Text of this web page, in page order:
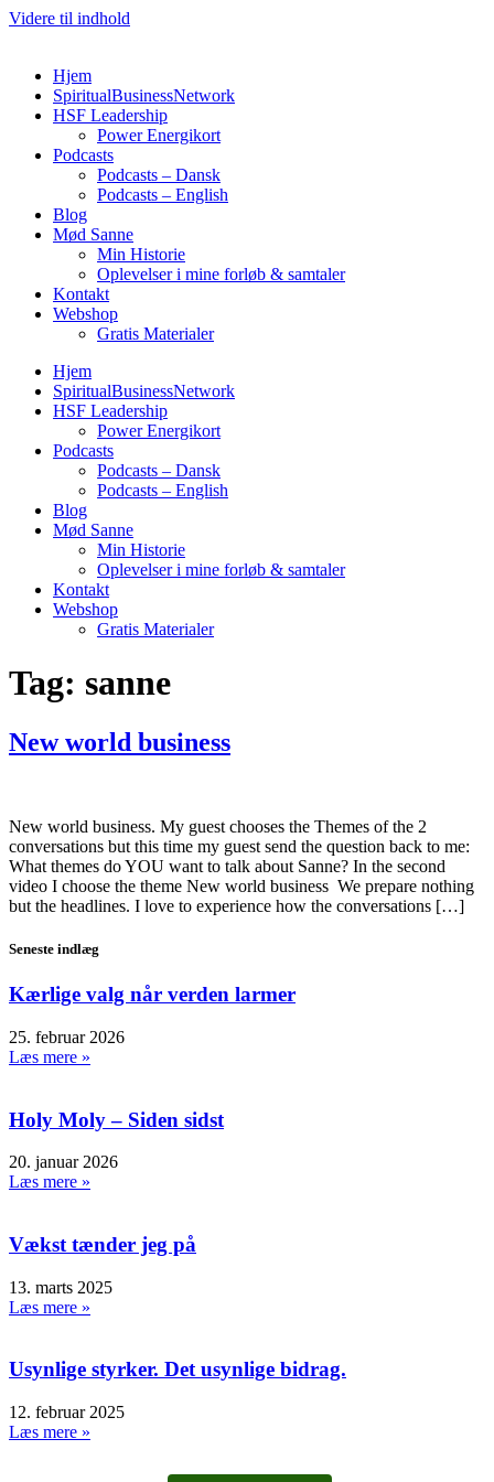
Videre til indhold
Hjem
SpiritualBusinessNetwork
HSF Leadership
Power Energikort
Podcasts
Podcasts – Dansk
Podcasts – English
Blog
Mød Sanne
Min Historie
Oplevelser i mine forløb & samtaler
Kontakt
Webshop
Gratis Materialer
Hjem
SpiritualBusinessNetwork
HSF Leadership
Power Energikort
Podcasts
Podcasts – Dansk
Podcasts – English
Blog
Mød Sanne
Min Historie
Oplevelser i mine forløb & samtaler
Kontakt
Webshop
Gratis Materialer
Tag: sanne
New world business
New world business. My guest chooses the Themes of the 2
conversations but this time my guest send the question back to me:
What themes do YOU want to talk about Sanne? In the second
video I choose the theme New world business We prepare nothing
but the headlines. I love to experience how the conversations […]
Seneste indlæg
Kærlige valg når verden larmer
25. februar 2026
Læs mere »
Holy Moly – Siden sidst
20. januar 2026
Læs mere »
Vækst tænder jeg på
13. marts 2025
Læs mere »
Usynlige styrker. Det usynlige bidrag.
12. februar 2025
Læs mere »